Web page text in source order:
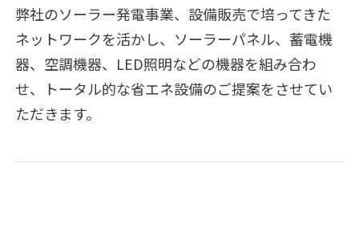
弊社のソーラー発電事業、設備販売で培ってきた
ネットワークを活かし、ソーラーパネル、蓄電機
器、空調機器、LED照明などの機器を組み合わ
せ、トータル的な省エネ設備のご提案をさせてい
ただきます。